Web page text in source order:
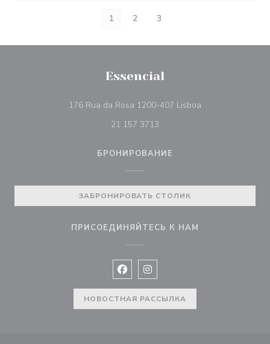
1 2 3
Essencial
176 Rua da Rosa 1200-407 Lisboa
21 157 3713
БРОНИРОВАНИЕ
ЗАБРОНИРОВАТЬ СТОЛИК
ПРИСОЕДИНЯЙТЕСЬ К НАМ
Facebook ((открывается в новом
Instagram ((открывается в
НОВОСТНАЯ РАССЫЛКА